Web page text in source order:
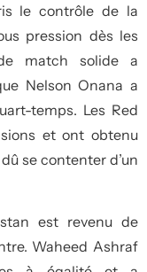
le contrôle de la
pression dès les
match solide a
Nelson Onana a
temps. Les Red
et ont obtenu
se contenter d’un
est revenu de
Waheed Ashraf